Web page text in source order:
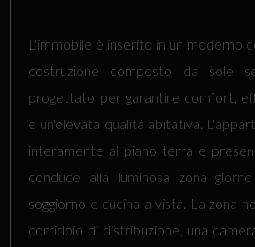
L'immobile è inserito in un moderno
costruzione composto da sole
progettato per garantire comfort,
e un'elevata qualità abitativa.
interamente al piano terra e
conduce alla luminosa zona
soggiorno e cucina a vista. La zona
corridoio di distribuzione, una